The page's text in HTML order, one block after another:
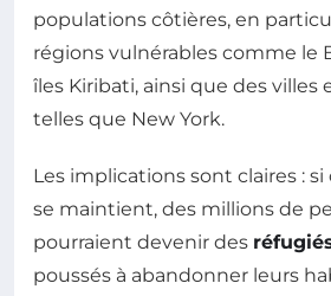
populations côtières, en
régions vulnérables comme le
îles Kiribati, ainsi que des
telles que New York.
Les implications sont claires :
se maintient, des millions de
pourraient devenir des
poussés à abandonner leurs